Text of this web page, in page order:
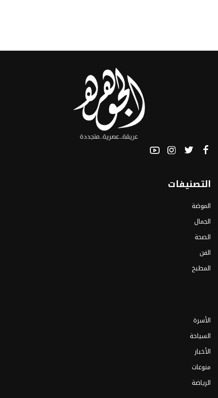
التصنيفات
الموضة
الجمال
الصحة
الفن
المطبخ
الأسرة
السياحة
الأخبار
منوعات
الرياضة